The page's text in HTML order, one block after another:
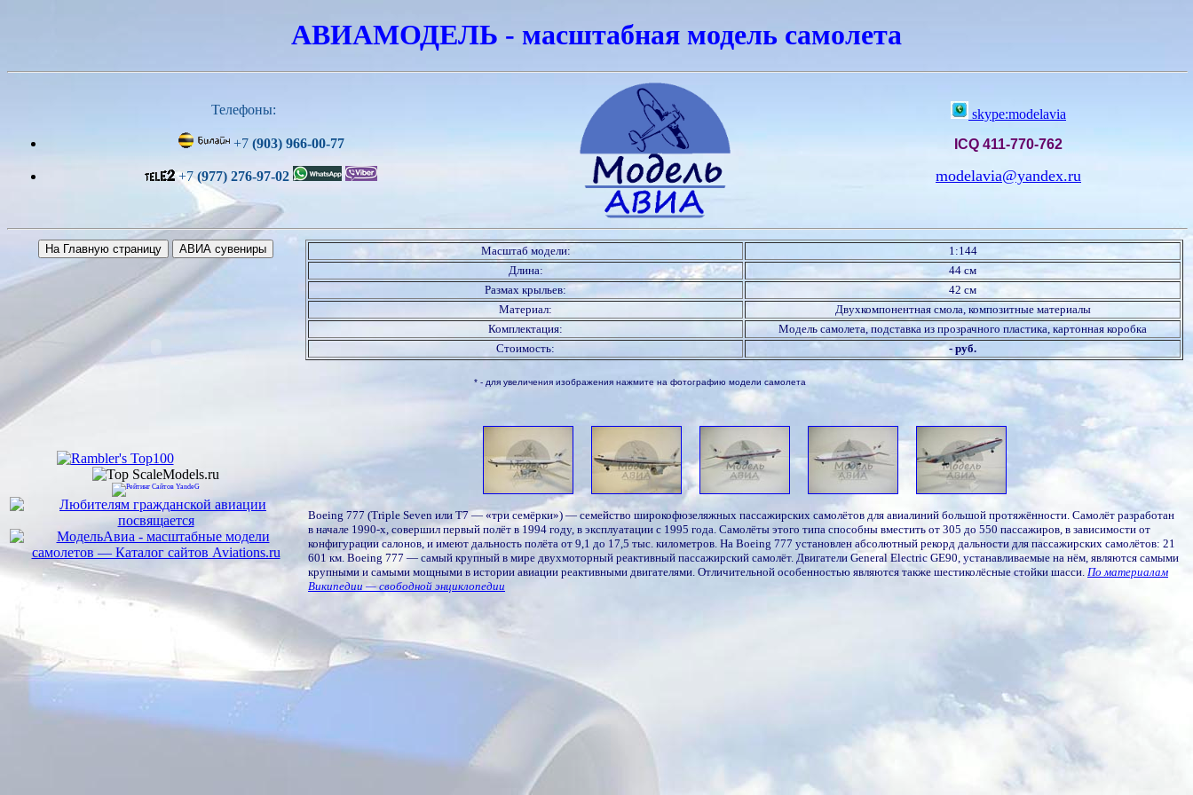
АВИАМОДЕЛЬ - масштабная модель самолета
Телефоны:
+7 (903) 966-00-77
+7(977) 276-97-02
skype:modelavia
ICQ 411-770-762
modelavia@yandex.ru
Масштаб модели:
1:144
Длина:
44 см
Размах крыльев:
42 см
Материал:
Двухкомпонентная смола, композитные материалы
Комплектация:
Модель самолета, подставка из прозрачного пластика, картонная коробка
Стоимость:
- руб.
* - для увеличения изображения нажмите на фотографию модели самолета
Boeing 777 (Triple Seven или T7 — «три семёрки») — семейство широкофюзеляжных пассажирских самолётов для авиалиний большой протяжённости. Самолёт разработан
в начале 1990-х, совершил первый полёт в 1994 году, в эксплуатации с 1995 года. Самолёты этого типа способны вместить от 305 до 550 пассажиров, в зависимости от
конфигурации салонов, и имеют дальность полёта от 9,1 до 17,5 тыс. километров. На Boeing 777 установлен абсолютный рекорд дальности для пассажирских самолётов: 21
601 км. Boeing 777 — самый крупный в мире двухмоторный реактивный пассажирский самолёт. Двигатели General Electric GE90, устанавливаемые на нём, являются самыми
крупными и самыми мощными в истории авиации реактивными двигателями. Отличительной особенностью являются также шестиколёсные стойки шасси. По материалам
Википедии — свободной энциклопедии